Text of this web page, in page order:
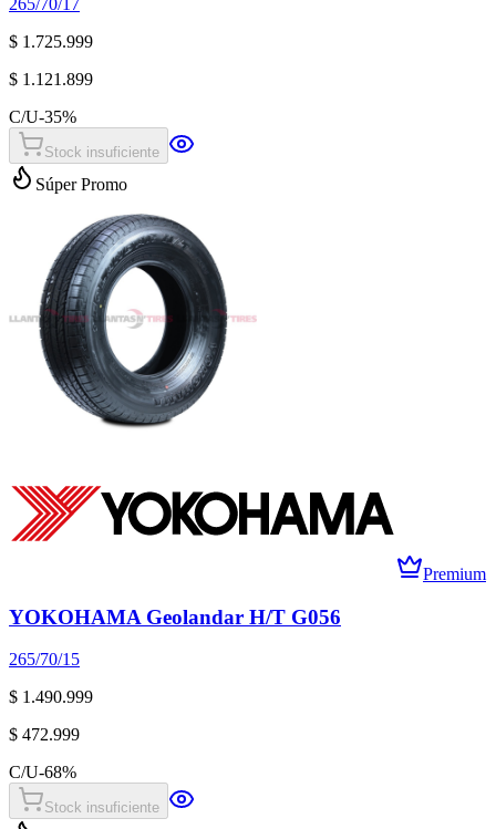
$ 1.725.999
$ 1.121.899
C/U-35%
Stock insuficiente
Súper Promo
Premium
YOKOHAMA Geolandar H/T G056
265/70/15
$ 1.490.999
$ 472.999
C/U-68%
Stock insuficiente